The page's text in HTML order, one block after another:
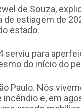
de Souza,
de estiagem de
estado.
serviu para
do início do
Paulo. Nós
e, em